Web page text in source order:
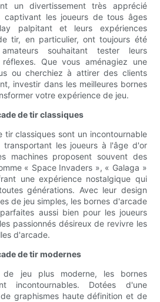
un divertissement très apprécié
captivant les joueurs de tous âges
palpitant et leurs expériences
tir, en particulier, ont toujours été
souhaitant tester leurs
Que vous aménagiez une
ou cherchiez à attirer des clients
investir dans les meilleures bornes
votre expérience de jeu.
de tir classiques
tir classiques sont un incontournable
les joueurs à l'âge d'or
machines proposent souvent des
« Space Invaders », « Galaga »
une expérience nostalgique qui
générations. Avec leur design
de jeu simples, les bornes d'arcade
aussi bien pour les joueurs
passionnés désireux de revivre les
d'arcade.
de tir modernes
de jeu plus moderne, les bornes
Dotées d'une
graphismes haute définition et de